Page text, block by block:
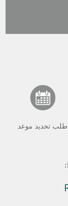
طلب تحديد موعد